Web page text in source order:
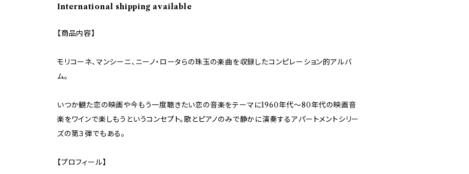
International shipping available
【商品内容】
モリコーネ、マンシーニ、ニーノ・ロータらの珠玉の楽曲を収録したコンピレーション的アルバ
ム。
いつか観た恋の映画や今もう一度聴きたい恋の音楽をテーマに1960年代～80年代の映画音
楽をワインで楽しもうというコンセプト。歌とピアノのみで静かに演奏するアパートメントシリー
ズの第３弾でもある。
【プロフィール】